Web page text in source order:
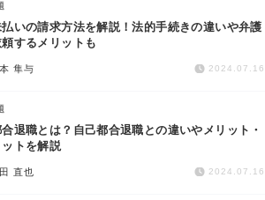
いの請求方法を解説！法的手続きの違いや弁護
するメリットも
隼与 2024.07.16
退職とは？自己都合退職との違いやメリット・
トを解説
直也 2024.07.16